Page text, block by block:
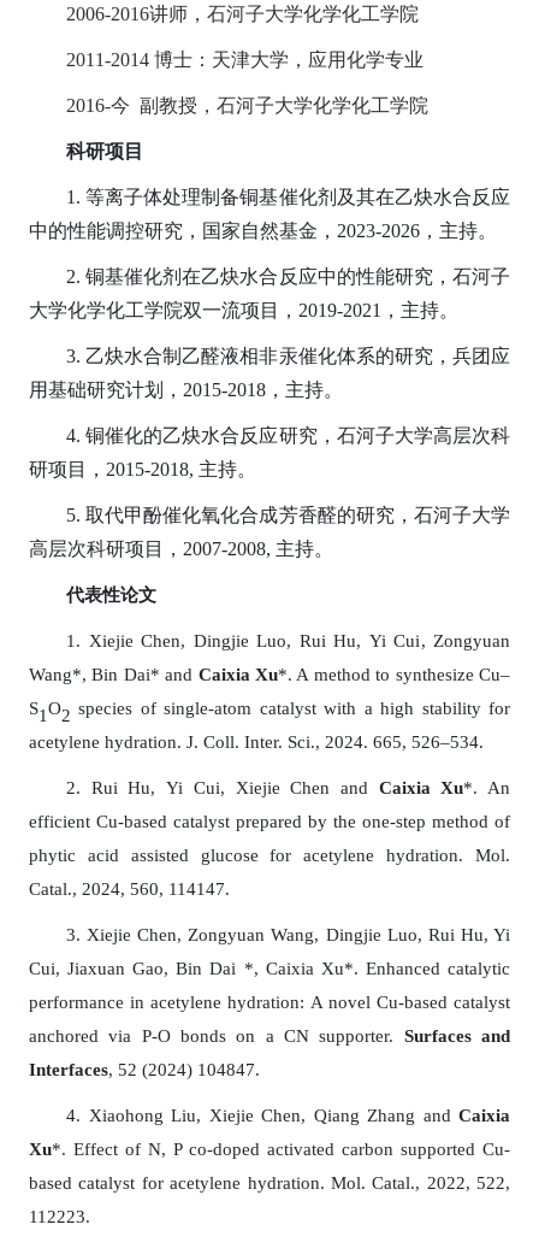
2006-2016讲师，石河子大学化学化工学院
2011-2014 博士：天津大学，应用化学专业
2016-今 副教授，石河子大学化学化工学院
科研项目
1. 等离子体处理制备铜基催化剂及其在乙炔水合反应
中的性能调控研究，国家自然基金，2023-2026 ，主持。
2.铜基催化剂在乙炔水合反应中的性能研究， 石河子
大学化学化工学院双一流项目，2019-2021 ，主持。
3. 乙炔水合制乙醛液相非汞催化体系的研究 ，兵团应
用基础研究计划，2015-2018 ，主持。
4.铜催化的乙炔水合反应研究 ，石河子大学高层次科
研项目，2015-2018, 主持。
5.取代甲酚催化氧化合成芳香醛的研究， 石河子大学
高层次科研项目，2007-2008, 主持。
代表性论文
1 . Xiejie Chen, Dingjie Luo, Rui Hu, Yi Cui, Zongyuan
Wang*,Bin Dai* and Caixia Xu*. A method to synthesize Cu–
S1O2 species of single-atom catalyst with a high stability for
acetylene hydration. J. Coll. Inter. Sci., 2024. 665, 526–534.
2. Rui Hu, Yi Cui, Xiejie Chen and Caixia Xu*. An
efficient Cu-based catalyst prepared by the one-step method of
phytic acid assisted glucose for acetylene hydration.
Mol.
Catal., 2024, 560, 114147.
3. Xiejie Chen, Zongyuan Wang, Dingjie Luo, Rui Hu, Yi
Cui, Jiaxuan Gao, Bin Dai *, Caixia Xu*. Enhanced catalytic
performance in acetylene hydration: A novel Cu-based catalyst
anchored via P-O bonds on a CN supporter. Surfaces and
Interfaces, 52 (2024) 104847.
4. Xiaohong Liu, Xiejie Chen, Qiang Zhang and Caixia
Xu*. Effect of N, P co-doped activated carbon supported Cu-
based catalyst for acetylene hydration. Mol. Catal., 2022, 522,
112223.